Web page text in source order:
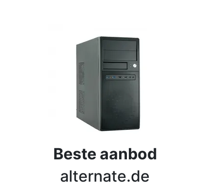
Neem contact met ons op
Beste aanbod
alternate.de